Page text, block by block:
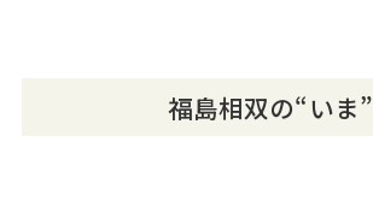
福島相双の“いま”